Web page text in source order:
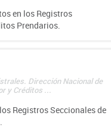
en los Registros
Prendarios.
Dirección Nacional de
y Créditos ...
Registros Seccionales de